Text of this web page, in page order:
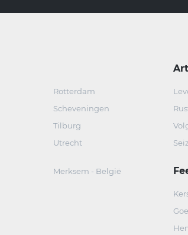
Rotterdam
Scheveningen
Tilburg
Utrecht
Merksem - België